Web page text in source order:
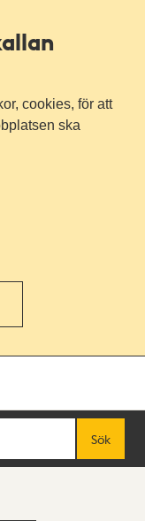
cookies, för att
ska
Sök